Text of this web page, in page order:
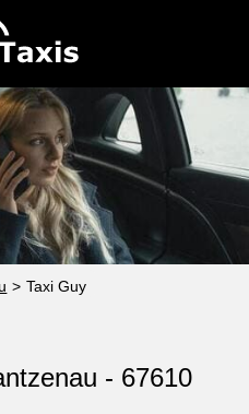
de tarif
pro
> Taxi Guy
- 67610